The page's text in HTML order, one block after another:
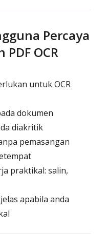
Percaya
OCR
untuk OCR
dokumen
diakritik
pemasangan
praktikal: salin,
apabila anda